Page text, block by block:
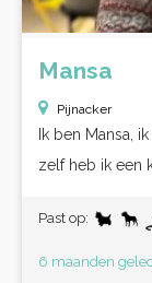
Mansa
Pijnacker
Ik ben Mansa,
zelf heb ik een
Past op:
6 maanden